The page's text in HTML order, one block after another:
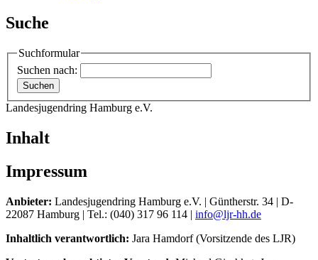
Suche
Suchformular
Suchen nach:
Landesjugendring Hamburg e.V.
Inhalt
Impressum
Anbieter: Landesjugendring Hamburg e.V. | Güntherstr. 34 | D-
22087 Hamburg | Tel.: (040) 317 96 114 | info@ljr-hh.de
Inhaltlich verantwortlich: Jara Hamdorf (Vorsitzende des LJR)